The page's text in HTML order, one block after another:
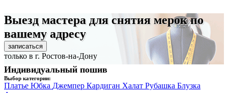
Выезд мастера для снятия мерок по
вашему адресу
записаться
только в г. Ростов-на-Дону
Индивидуальный пошив
Выбор категории:
Платье Юбка Джемпер Кардиган Халат Рубашка Блузка